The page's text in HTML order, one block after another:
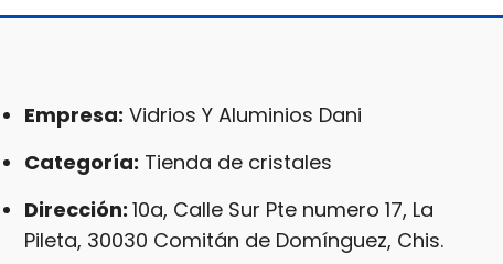
Empresa: Vidrios Y Aluminios Dani
Categoría: Tienda de cristales
Dirección: 10a, Calle Sur Pte numero 17, La
Pileta, 30030 Comitán de Domínguez, Chis.